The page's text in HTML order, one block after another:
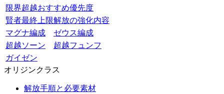
限界超越おすすめ優先度
賢者最終上限解放の強化内容
マグナ編成
ゼウス編成
超越ソーン
超越フュンフ
ガイゼン
オリジンクラス
解放手順と必要素材